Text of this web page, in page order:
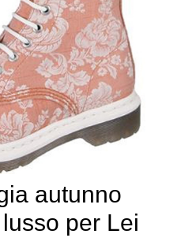
autunno
per Lei